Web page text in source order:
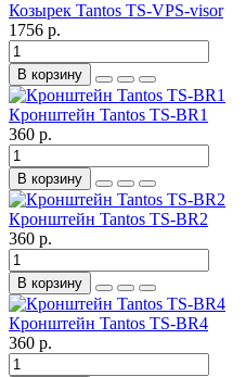
Козырек Tantos TS-VPS-visor
1756 р.
В корзину
Кронштейн Tantos TS-BR1
360 р.
В корзину
Кронштейн Tantos TS-BR2
360 р.
В корзину
Кронштейн Tantos TS-BR4
360 р.